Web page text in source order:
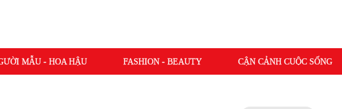
MẪU - HOA HẬU FASHION - BEAUTY CẬN CẢNH CUỘC SỐNG